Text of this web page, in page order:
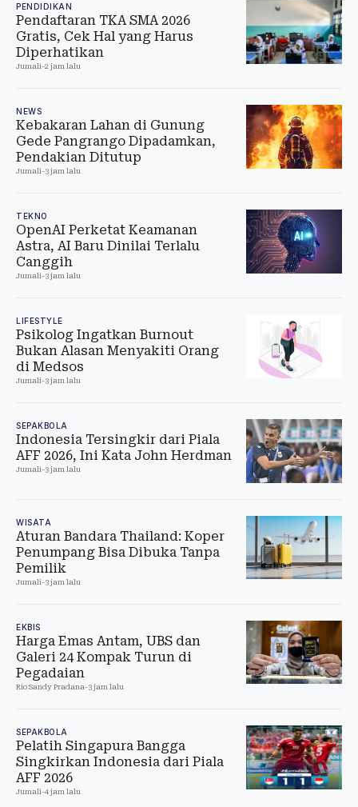
PENDIDIKAN
Pendaftaran TKA SMA 2026
Gratis, Cek Hal yang Harus
Diperhatikan
Jumali-2 jam lalu
NEWS
Kebakaran Lahan di Gunung
Gede Pangrango Dipadamkan,
Pendakian Ditutup
Jumali-3 jam lalu
TEKNO
OpenAI Perketat Keamanan
Astra, AI Baru Dinilai Terlalu
Canggih
Jumali-3 jam lalu
LIFESTYLE
Psikolog Ingatkan Burnout
Bukan Alasan Menyakiti Orang
di Medsos
Jumali-3 jam lalu
SEPAKBOLA
Indonesia Tersingkir dari Piala
AFF 2026, Ini Kata John Herdman
Jumali-3 jam lalu
WISATA
Aturan Bandara Thailand: Koper
Penumpang Bisa Dibuka Tanpa
Pemilik
Jumali-3 jam lalu
EKBIS
Harga Emas Antam, UBS dan
Galeri 24 Kompak Turun di
Pegadaian
Rio Sandy Pradana-3 jam lalu
SEPAKBOLA
Pelatih Singapura Bangga
Singkirkan Indonesia dari Piala
AFF 2026
Jumali-4 jam lalu